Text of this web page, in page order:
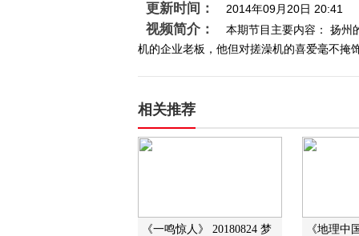
更新时间： 2014年09月20日 20:41
视频简介：
本期节目主要内容： 扬州
机的企业老板，他但对搓澡机的喜爱毫不掩
相关推荐
《一鸣惊人》 20180824 梦
《地理中